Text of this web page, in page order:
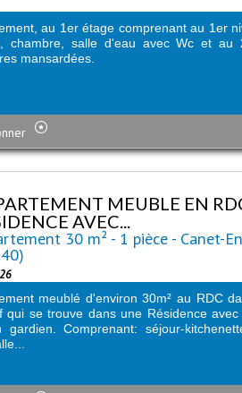
au 1er étage comprenant au 1er
chambre, salle d'eau avec Wc et au
mansardées.
MEUBLE EN
AVEC...
30 m² - 1 pièce - Canet-
meublé d'environ 30m² au RDC
qui se trouve dans une Résidence
gardien. Comprenant: séjour-